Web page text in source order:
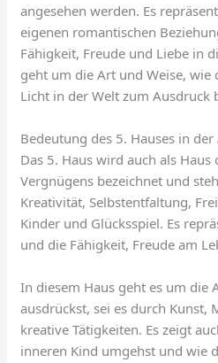
angesehen werden. Es
eigenen romantischen
Fähigkeit, Freude und Liebe in
geht um die Art und Weise, wie
Licht in der Welt zum Ausdruck
Bedeutung des 5. Hauses in
Das 5. Haus wird auch als Haus
Vergnügens bezeichnet und
Kreativität, Selbstentfaltung,
Kinder und Glücksspiel. Es
und die Fähigkeit, Freude am
In diesem Haus geht es um die
ausdrückst, sei es durch Kunst,
kreative Tätigkeiten. Es zeigt
inneren Kind umgehst und wie